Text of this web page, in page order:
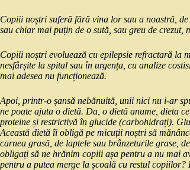
Copiii noștri suferă fără vina lor sau a noastră,
sau chiar mai puțin de o sută, sau greu de crezut,
Copiii noștri evoluează cu epilepsie refractară la
nesfârșite la spital sau în urgența, cu analize
mai adesea nu funcționează.
Apoi, printr-o șansă nebănuită, unii nici nu i-ar
ne poate ajuta o dietă. Da, o dietă anume, dieta
proteine și restrictivă în glucide (carbohidrați).
Această dietă îi obligă pe micuții noștri să
carnea grasă, de laptele sau brânzeturile grase,
obligați să ne hrănim copiii așa pentru a nu mai
pentru a putea merge la școală cu restul